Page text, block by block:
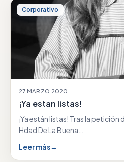
Corporativo
27 MARZO 2020
¡Ya estan listas!
¡Ya están listas! Tras la petición
Hdad De La Buena…
Leer más→